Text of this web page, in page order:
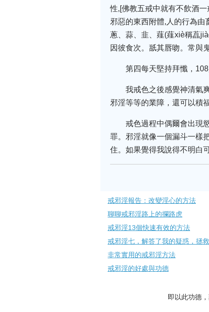
性,[佛教五戒中就有不飲酒
邪惡的東西附體,人的行為由
蔥、蒜、韭、薤(薤xiè稱藠
因彼食次。舐其唇吻。常與
第四每天堅持拜懺，108
我戒色之後感覺神清氣
邪淫等等的業障，還可以積
戒色過程中偶爾會出現
罪。邪淫就像一個漏斗一樣
住。如果覺得我說得不明白
戒邪淫報告：改變淫心的方法
聊聊戒邪淫路上的攔路虎
戒邪淫13個快速有效的方法
戒邪淫七，解答了我的疑惑，拯
非常實用的戒邪淫方法
戒邪淫的好處與功德
即以此功德